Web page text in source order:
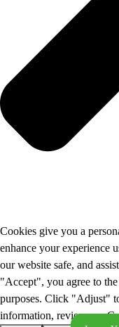
Cookies give you a
enhance your experience
our website safe, and
"Accept", you agree to
purposes. Click "Adjust"
information, review our